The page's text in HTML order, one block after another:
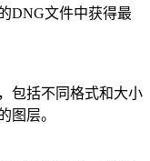
DNG文件中获得最
包括不同格式和大小
图层。